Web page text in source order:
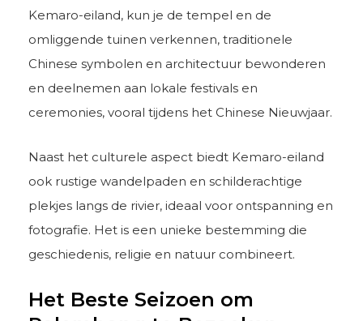
Kemaro-eiland, kun je de tempel en de
omliggende tuinen verkennen, traditionele
Chinese symbolen en architectuur bewonderen
en deelnemen aan lokale festivals en
ceremonies, vooral tijdens het Chinese Nieuwjaar.
Naast het culturele aspect biedt Kemaro-eiland
ook rustige wandelpaden en schilderachtige
plekjes langs de rivier, ideaal voor ontspanning en
fotografie. Het is een unieke bestemming die
geschiedenis, religie en natuur combineert.
Het Beste Seizoen om